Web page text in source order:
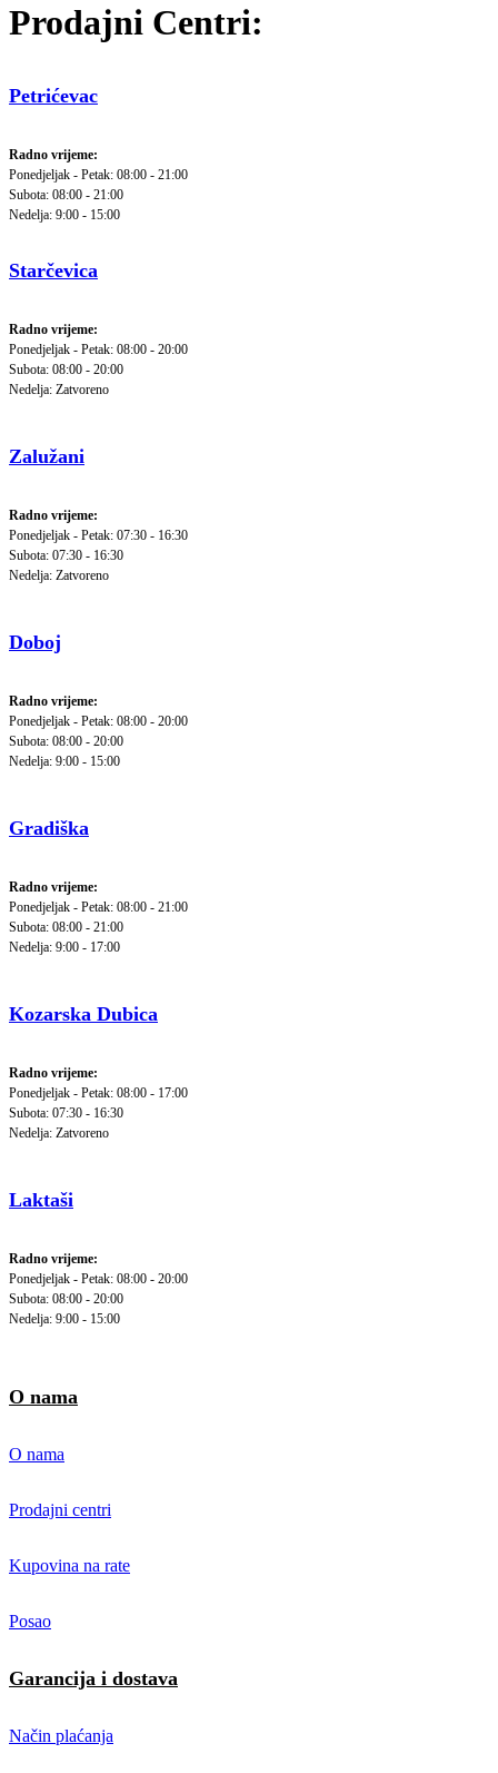
Prodajni Centri:
Petrićevac
Radno vrijeme:
Ponedjeljak - Petak: 08:00 - 21:00
Subota: 08:00 - 21:00
Nedelja: 9:00 - 15:00
Starčevica
Radno vrijeme:
Ponedjeljak - Petak: 08:00 - 20:00
Subota: 08:00 - 20:00
Nedelja: Zatvoreno
Zalužani
Radno vrijeme:
Ponedjeljak - Petak: 07:30 - 16:30
Subota: 07:30 - 16:30
Nedelja: Zatvoreno
Doboj
Radno vrijeme:
Ponedjeljak - Petak: 08:00 - 20:00
Subota: 08:00 - 20:00
Nedelja: 9:00 - 15:00
Gradiška
Radno vrijeme:
Ponedjeljak - Petak: 08:00 - 21:00
Subota: 08:00 - 21:00
Nedelja: 9:00 - 17:00
Kozarska Dubica
Radno vrijeme:
Ponedjeljak - Petak: 08:00 - 17:00
Subota: 07:30 - 16:30
Nedelja: Zatvoreno
Laktaši
Radno vrijeme:
Ponedjeljak - Petak: 08:00 - 20:00
Subota: 08:00 - 20:00
Nedelja: 9:00 - 15:00
O nama
O nama
Prodajni centri
Kupovina na rate
Posao
Garancija i dostava
Način plaćanja